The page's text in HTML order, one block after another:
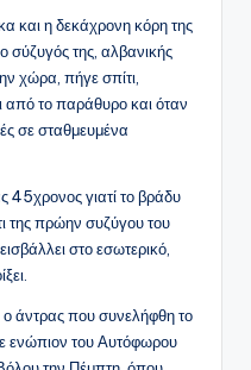
και η δεκάχρονη κόρη της
σύζυγός της, αλβανικής
χώρα, πήγε σπίτι,
από το παράθυρο και όταν
σε σταθμευμένα
45χρονος γιατί το βράδυ
της πρώην συζύγου του
στο εσωτερικό,
ο άντρας που συνελήφθη το
ενώπιον του Αυτόφωρου